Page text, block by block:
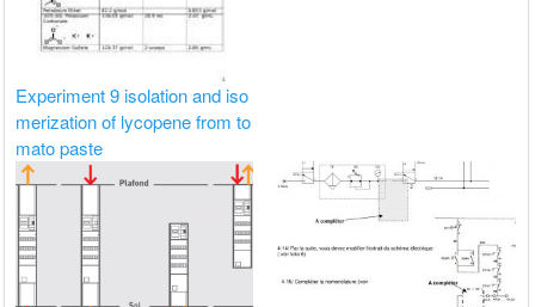
Experiment 9 isolation and iso
merization of lycopene from to
mato paste